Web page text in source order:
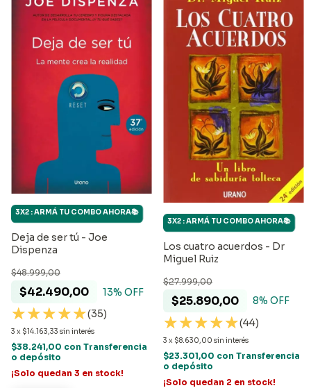
Deja de ser tú - Joe
Dispenza
$42.490,00
$48.999,00
13% OFF
(35)
3 x $14.163,33 sin interés
3X2 : ARMÁ TU COMBO AHORA📚
$38.241,00 con Transferencia
o depósito
¡Solo quedan 3 en stock!
Los cuatro acuerdos - Dr
Miguel Ruiz
$25.890,00
$27.999,00
8% OFF
(44)
3 x $8.630,00 sin interés
3X2 : ARMÁ TU COMBO AHORA📚
$23.301,00 con Transferencia
o depósito
¡Solo quedan 2 en stock!